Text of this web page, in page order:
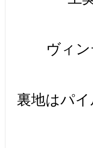
ヴィ
裏地はパ